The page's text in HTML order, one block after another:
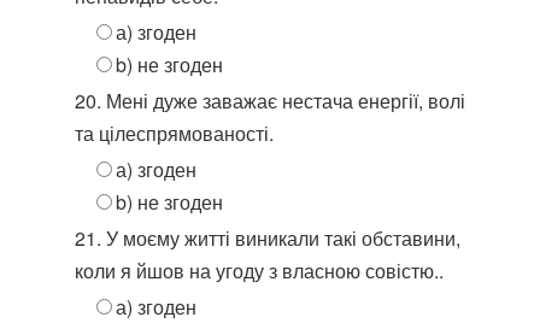
а) згоден
b) не згоден
20. Мені дуже заважає нестача енергії, волі
та цілеспрямованості.
а) згоден
b) не згоден
21. У моєму житті виникали такі обставини,
коли я йшов на угоду з власною совістю..
а) згоден